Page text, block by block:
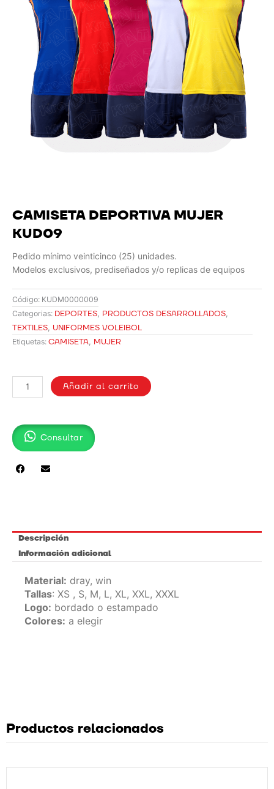
CAMISETA DEPORTIVA MUJER
KUD09
Pedido mínimo veinticinco (25) unidades.
Modelos exclusivos, prediseñados y/o replicas de equipos
Código: KUDM0000009
Categorias: DEPORTES, PRODUCTOS DESARROLLADOS,
TEXTILES, UNIFORMES VOLEIBOL
Etiquetas: CAMISETA, MUJER
DEPORTIVA
MUJER
cantidad
Añadir al carrito
Consultar
Descripción
Información adicional
Material: dray, win
Tallas: XS , S, M, L, XL, XXL, XXXL
Logo: bordado o estampado
Colores: a elegir
Productos relacionados